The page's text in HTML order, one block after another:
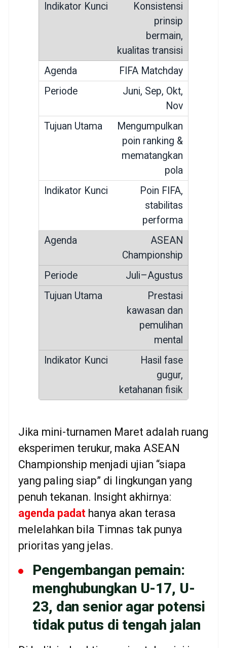
Konsistensi
prinsip
bermain,
kualitas transisi
FIFA Matchday
Juni, Sep, Okt,
Nov
Mengumpulkan
poin ranking &
mematangkan
pola
Poin FIFA,
stabilitas
performa
ASEAN
Championship
Juli–Agustus
Prestasi
kawasan dan
pemulihan
mental
Hasil fase
gugur,
ketahanan fisik
Jika mini-turnamen Maret adalah ruang
eksperimen terukur, maka ASEAN
Championship menjadi ujian “siapa
yang paling siap” di lingkungan yang
penuh tekanan. Insight akhirnya:
agenda padat hanya akan terasa
melelahkan bila Timnas tak punya
prioritas yang jelas.
Pengembangan pemain:
menghubungkan U-17, U-
23, dan senior agar potensi
tidak putus di tengah jalan